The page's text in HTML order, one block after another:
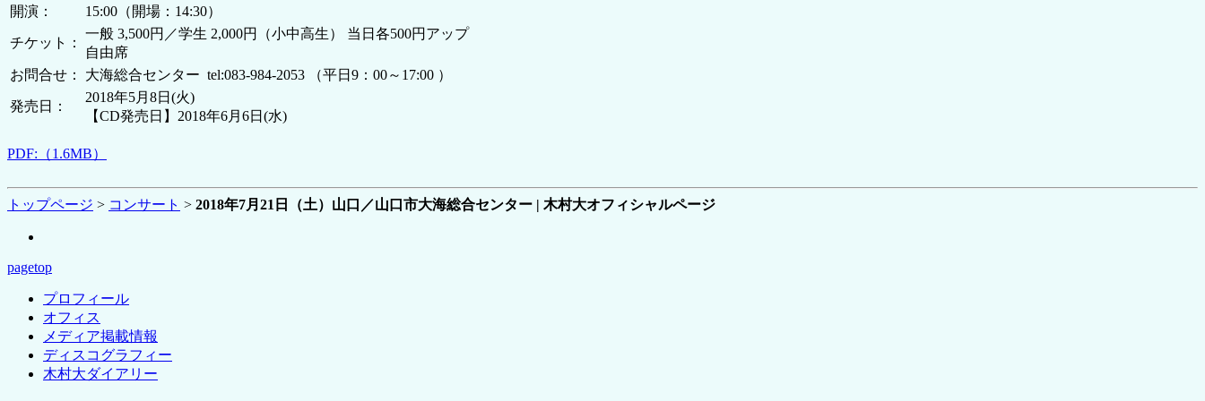
開演： 15:00（開場：14:30）
チケット：
一般 3,500円／学生 2,000円（小中高生） 当日各500円アップ
自由席
お問合せ：
大海総合センター tel:083-984-2053 （平日9：00～17:00 ）
発売日：
2018年5月8日(火)
【CD発売日】2018年6月6日(水)
PDF:（1.6MB）
トップページ > コンサート > 2018年7月21日（土）山口／山口市大海総合センター | 木村大オフィシャルページ
pagetop
プロフィール
オフィス
メディア掲載情報
ディスコグラフィー
木村大ダイアリー